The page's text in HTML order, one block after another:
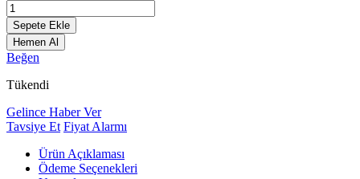
Sepete Ekle
Hemen Al
Beğen
Tükendi
Gelince Haber Ver
Tavsiye Et Fiyat Alarmı
Ürün Açıklaması
Ödeme Seçenekleri